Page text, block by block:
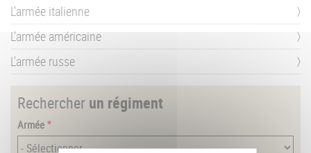
L'armée italienne
L'armée américaine
L'armée russe
Rechercher un régiment
Armée